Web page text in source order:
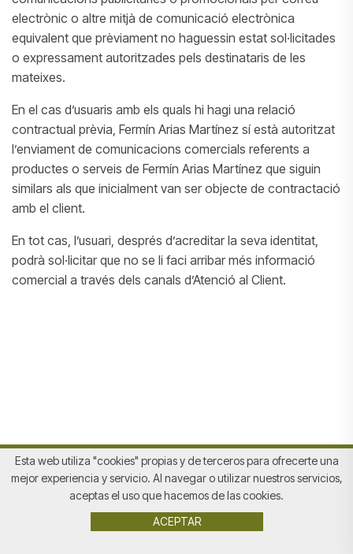
electrònic o altre mitjà de comunicació electrònica
equivalent que prèviament no haguessin estat sol·licitades
o expressament autoritzades pels destinataris de les
mateixes.
En el cas d’usuaris amb els quals hi hagi una relació
contractual prèvia, Fermín Arias Martínez sí està autoritzat
l’enviament de comunicacions comercials referents a
productes o serveis de Fermín Arias Martínez que siguin
similars als que inicialment van ser objecte de contractació
amb el client.
En tot cas, l’usuari, després d’acreditar la seva identitat,
podrà sol·licitar que no se li faci arribar més informació
comercial a través dels canals d’Atenció al Client.
Política de privacidad
Esta web utiliza "cookies" propias y de terceros para ofrecerte una
mejor experiencia y servicio. Al navegar o utilizar nuestros servicios,
aceptas el uso que hacemos de las cookies.